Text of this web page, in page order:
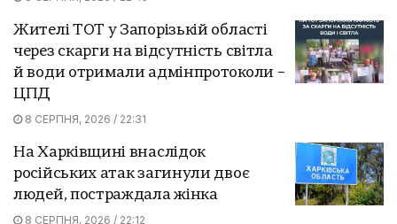
Жителі ТОТ у Запорізькій області
через скарги на відсутність світла
й води отримали адмінпротоколи –
ЦПД
8 СЕРПНЯ, 2026 / 22:31
На Харківщині внаслідок
російських атак загинули двоє
людей, постраждала жінка
8 СЕРПНЯ, 2026 / 22:12